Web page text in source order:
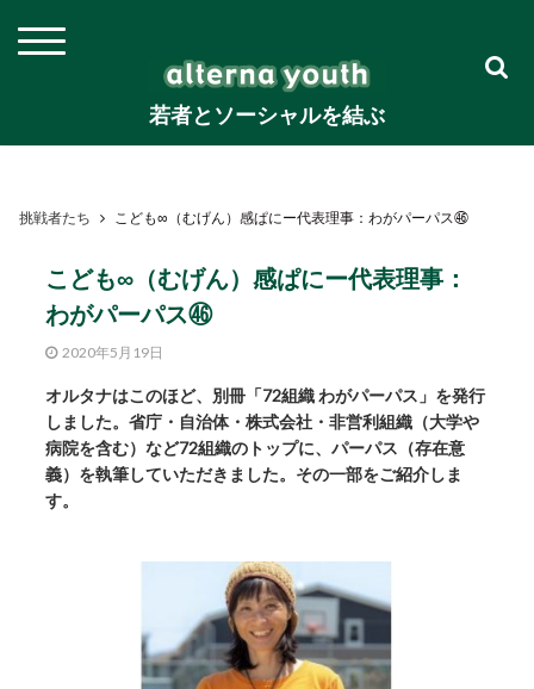
若者とソーシャルを結ぶ
挑戦者たち こども∞（むげん）感ぱにー代表理事：わがパーパス㊻
こども∞（むげん）感ぱにー代表理事：
わがパーパス㊻
2020年5月19日
オルタナはこのほど、別冊「72組織 わがパーパス」を発行
しました。省庁・自治体・株式会社・非営利組織（大学や
病院を含む）など72組織のトップに、パーパス（存在意
義）を執筆していただきました。その一部をご紹介しま
す。